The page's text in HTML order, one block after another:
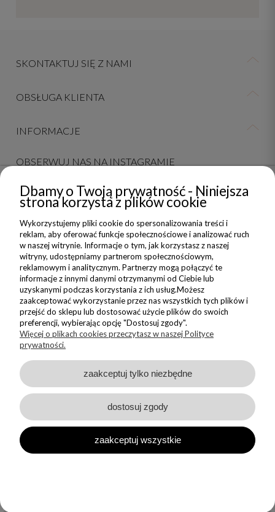
SKONTAKTUJ SIĘ Z NAMI
OBSŁUGA KLIENTA
INFORMACJE
OBSERWUJ NAS NA INSTAGRAMIE
Dołącz do nas i zyskaj 5% zniżki na Twoje pierwsze Nadzwyczajne
zakupy
ZAPISZ SIĘ
Wyrażam zgodę na wysyłanie do mnie informacji handlowych na
wskazany adres oraz przetwarzanie moich danych w związku z
obsługą newsletteru.
Zapoznałem/am się i akceptuję
Politykę Prywatności
Sklep internetowy Shoper Premium
Dbamy o Twoją prywatność - Niniejsza
strona korzysta z plików cookie
Wykorzystujemy pliki cookie do spersonalizowania treści i
reklam, aby oferować funkcje społecznościowe i analizować ruch
w naszej witrynie. Informacje o tym, jak korzystasz z naszej
witryny, udostępniamy partnerom społecznościowym,
reklamowym i analitycznym. Partnerzy mogą połączyć te
informacje z innymi danymi otrzymanymi od Ciebie lub
uzyskanymi podczas korzystania z ich usług.Możesz
zaakceptować wykorzystanie przez nas wszystkich tych plików i
przejść do sklepu lub dostosować użycie plików do swoich
preferencji, wybierając opcję "Dostosuj zgody".
Więcej o plikach cookies przeczytasz w naszej Polityce
prywatności.
zaakceptuj tylko niezbędne
dostosuj zgody
zaakceptuj wszystkie